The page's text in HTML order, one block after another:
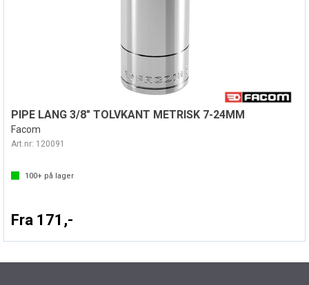
PIPE LANG 3/8" TOLVKANT METRISK 7-24MM
Facom
Art.nr: 120091
100+ på lager
Fra 171,-